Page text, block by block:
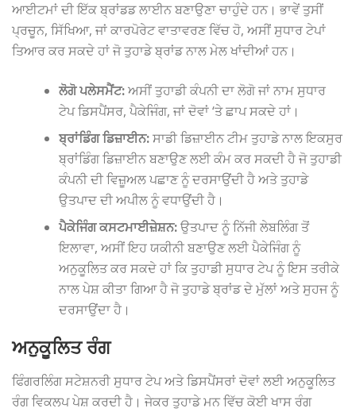
ਆਈਟਮਾਂ ਦੀ ਇੱਕ ਬ੍ਰਾਂਡਡ ਲਾਈਨ ਬਣਾਉਣਾ ਚਾਹੁੰਦੇ ਹਨ। ਭਾਵੇਂ ਤੁਸੀਂ
ਪ੍ਰਚੂਨ, ਸਿੱਖਿਆ, ਜਾਂ ਕਾਰਪੋਰੇਟ ਵਾਤਾਵਰਣ ਵਿੱਚ ਹੋ, ਅਸੀਂ ਸੁਧਾਰ ਟੇਪਾਂ
ਤਿਆਰ ਕਰ ਸਕਦੇ ਹਾਂ ਜੋ ਤੁਹਾਡੇ ਬ੍ਰਾਂਡ ਨਾਲ ਮੇਲ ਖਾਂਦੀਆਂ ਹਨ।
ਲੋਗੋ ਪਲੇਸਮੈਂਟ:ਅਸੀਂ ਤੁਹਾਡੀ ਕੰਪਨੀ ਦਾ ਲੋਗੋ ਜਾਂ ਨਾਮ ਸੁਧਾਰ
ਟੇਪ ਡਿਸਪੈਂਸਰ, ਪੈਕੇਜਿੰਗ, ਜਾਂ ਦੋਵਾਂ ‘ਤੇ ਛਾਪ ਸਕਦੇ ਹਾਂ।
ਬ੍ਰਾਂਡਿੰਗ ਡਿਜ਼ਾਈਨ:ਸਾਡੀ ਡਿਜ਼ਾਈਨ ਟੀਮ ਤੁਹਾਡੇ ਨਾਲ ਇਕਸੁਰ
ਬ੍ਰਾਂਡਿੰਗ ਡਿਜ਼ਾਈਨ ਬਣਾਉਣ ਲਈ ਕੰਮ ਕਰ ਸਕਦੀ ਹੈ ਜੋ ਤੁਹਾਡੀ
ਕੰਪਨੀ ਦੀ ਵਿਜ਼ੂਅਲ ਪਛਾਣ ਨੂੰ ਦਰਸਾਉਂਦੀ ਹੈ ਅਤੇ ਤੁਹਾਡੇ
ਉਤਪਾਦ ਦੀ ਅਪੀਲ ਨੂੰ ਵਧਾਉਂਦੀ ਹੈ।
ਪੈਕੇਜਿੰਗ ਕਸਟਮਾਈਜ਼ੇਸ਼ਨ:ਉਤਪਾਦ ਨੂੰ ਨਿੱਜੀ ਲੇਬਲਿੰਗ ਤੋਂ
ਇਲਾਵਾ, ਅਸੀਂ ਇਹ ਯਕੀਨੀ ਬਣਾਉਣ ਲਈ ਪੈਕੇਜਿੰਗ ਨੂੰ
ਅਨੁਕੂਲਿਤ ਕਰ ਸਕਦੇ ਹਾਂ ਕਿ ਤੁਹਾਡੀ ਸੁਧਾਰ ਟੇਪ ਨੂੰ ਇਸ ਤਰੀਕੇ
ਨਾਲ ਪੇਸ਼ ਕੀਤਾ ਗਿਆ ਹੈ ਜੋ ਤੁਹਾਡੇ ਬ੍ਰਾਂਡ ਦੇ ਮੁੱਲਾਂ ਅਤੇ ਸੁਹਜ ਨੂੰ
ਦਰਸਾਉਂਦਾ ਹੈ।
ਅਨੁਕੂਲਿਤ ਰੰਗ
ਫਿੰਗਰਲਿੰਗ ਸਟੇਸ਼ਨਰੀ ਸੁਧਾਰ ਟੇਪ ਅਤੇ ਡਿਸਪੈਂਸਰਾਂ ਦੋਵਾਂ ਲਈ ਅਨੁਕੂਲਿਤ
ਰੰਗ ਵਿਕਲਪ ਪੇਸ਼ ਕਰਦੀ ਹੈ। ਜੇਕਰ ਤੁਹਾਡੇ ਮਨ ਵਿੱਚ ਕੋਈ ਖਾਸ ਰੰਗ